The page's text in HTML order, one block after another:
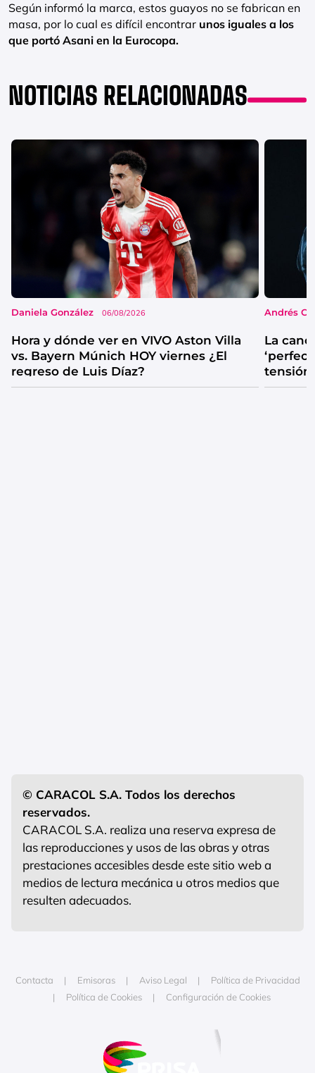
Según informó la marca, estos guayos no se fabrican en
masa, por lo cual es difícil encontrar unos iguales a los
que portó Asani en la Eurocopa.
NOTICIAS RELACIONADAS
Daniela González 06/08/2026
Hora y dónde ver en VIVO Aston Villa
vs. Bayern Múnich HOY viernes ¿El
regreso de Luis Díaz?
Andrés
La
tensión
catarsis
© CARACOL S.A. Todos los derechos
reservados.
CARACOL S.A. realiza una reserva expresa de
las reproducciones y usos de las obras y otras
prestaciones accesibles desde este sitio web a
medios de lectura mecánica u otros medios que
resulten adecuados.
Contacta Emisoras Aviso Legal
Política de Privacidad
Política de Cookies
Configuración de Cookies